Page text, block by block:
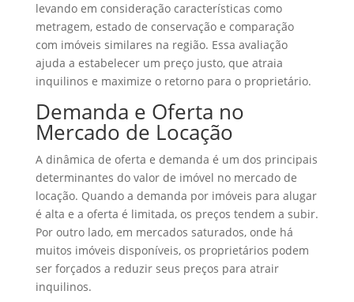
levando em consideração características como
metragem, estado de conservação e comparação
com imóveis similares na região. Essa avaliação
ajuda a estabelecer um preço justo, que atraia
inquilinos e maximize o retorno para o proprietário.
Demanda e Oferta no
Mercado de Locação
A dinâmica de oferta e demanda é um dos principais
determinantes do valor de imóvel no mercado de
locação. Quando a demanda por imóveis para alugar
é alta e a oferta é limitada, os preços tendem a subir.
Por outro lado, em mercados saturados, onde há
muitos imóveis disponíveis, os proprietários podem
ser forçados a reduzir seus preços para atrair
inquilinos.